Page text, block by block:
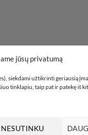
jūsų privatumą
siekdami užtikrinti geriausią
tinklapiu, taip pat ir patekę iš
NESUTINKU